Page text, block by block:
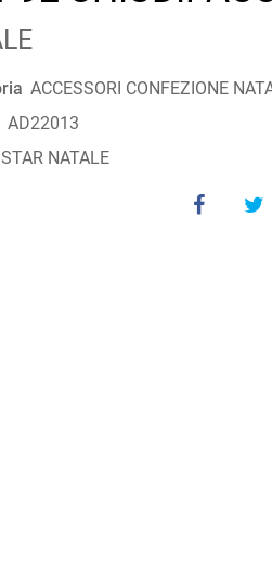
ACCESSORI CONFEZIONE
AD22013
STAR NATALE